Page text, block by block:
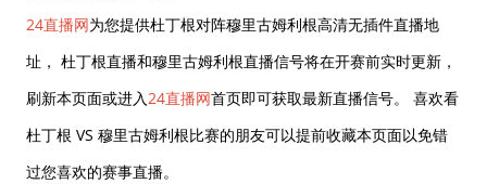
24直播网为您提供杜丁根对阵穆里古姆利根高清无插件直播地
址， 杜丁根直播和穆里古姆利根直播信号将在开赛前实时更新，
刷新本页面或进入24直播网首页即可获取最新直播信号。 喜欢看
杜丁根 VS 穆里古姆利根比赛的朋友可以提前收藏本页面以免错
过您喜欢的赛事直播。